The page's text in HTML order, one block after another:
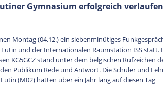
Gymnasium erfolgreich
Montag (04.12.) ein siebenminütiges
und der Internationalen Raumstation ISS statt.
KG5GCZ stand unter dem belgischen Rufzeichen
Publikum Rede und Antwort. Die Schüler und
(M02) hatten über ein Jahr lang auf diesen Tag